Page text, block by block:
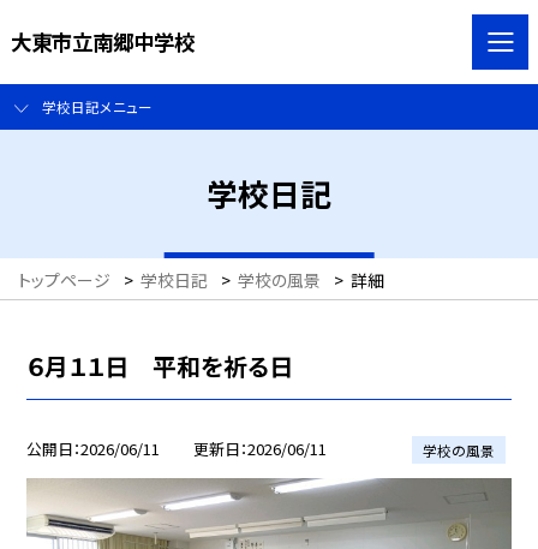
大東市立南郷中学校
学校日記メニュー
学校日記
トップページ > 学校日記 > 学校の風景 > 詳細
６月１１日 平和を祈る日
公開日 2026/06/11 更新日 2026/06/11 学校の風景